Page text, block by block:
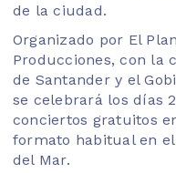
de la ciudad.
Organizado por El
Producciones, con la
de Santander y el
se celebrará los días
conciertos gratuitos
formato habitual en
del Mar.